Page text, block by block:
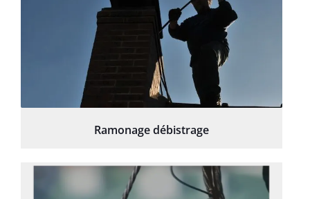
Ramonage débistrage